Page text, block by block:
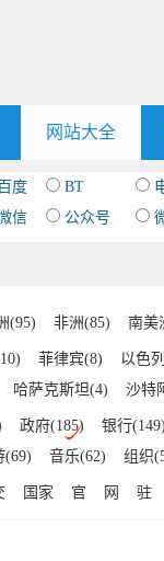
网站大全
百度 BT
信
公众号
(95) 非洲(85) 南美
菲律宾(8) 以色
哈萨克斯坦(4) 沙特
吉尔吉斯斯坦(3)
(3) 乌兹别克斯坦(3)
土库曼斯坦(2) 巴
政府(185) 银行(149)
(69) 音乐(62) 组织
食(39) 房产(26)
国家 官 网 驻